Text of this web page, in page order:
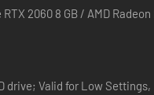
ad esempio con
pesanti. Trasporta il
non necessariamente
2060 8 GB / AMD Radeon
drive; Valid for Low Settings,